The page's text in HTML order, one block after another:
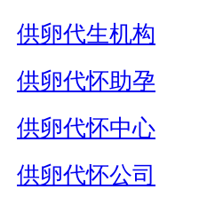
供卵代生机构
供卵代怀助孕
供卵代怀中心
供卵代怀公司